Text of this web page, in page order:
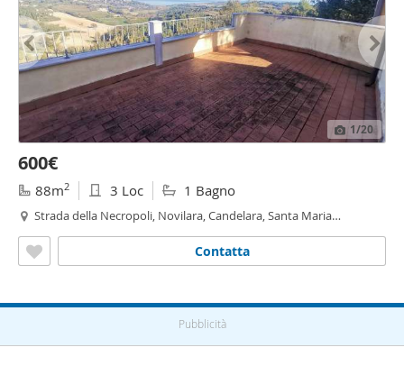
1/20
600€
88m2 3 Loc 1 Bagno
Strada della Necropoli, Novilara, Candelara, Santa Maria
Contatta
Pubblicità